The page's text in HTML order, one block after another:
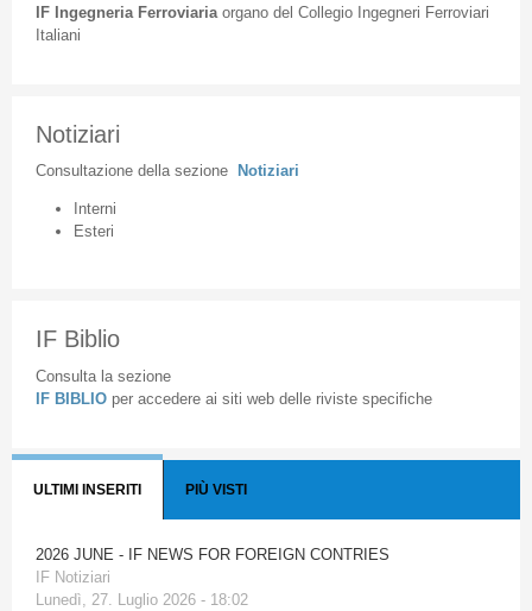
IF Ingegneria Ferroviaria organodel Collegio Ingegneri Ferroviari
Italiani
Notiziari
Consultazione della sezione Notiziari
Interni
Esteri
IF Biblio
Consulta la sezione
IF BIBLIO per accedere ai siti web delle riviste specifiche
ULTIMI INSERITI PIÙ VISTI
2026 JUNE - IF NEWS FOR FOREIGN CONTRIES
IF Notiziari
Lunedì, 27. Luglio 2026 - 18:02